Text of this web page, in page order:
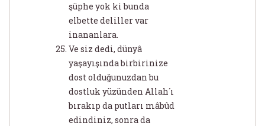
şüphe yok ki bunda
elbette deliller var
inananlara.
Ve siz dedi, dünyâ
yaşayışında birbirinize
dost olduğunuzdan bu
dostluk yüzünden Allah´ı
bırakıp da putları mâbûd
edindiniz, sonra da